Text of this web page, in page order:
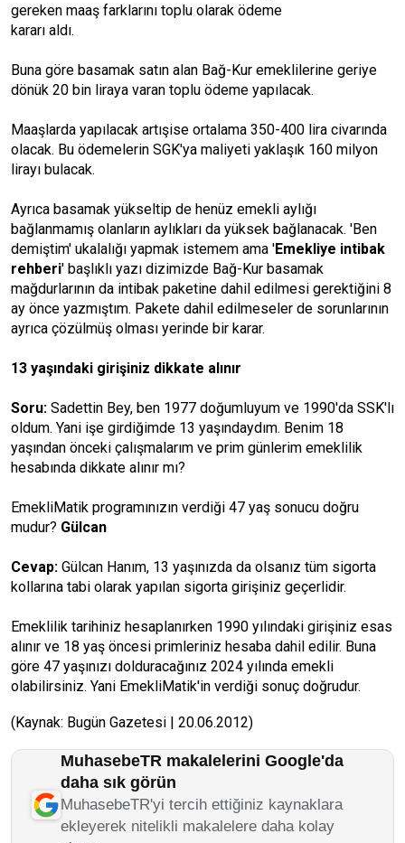
gereken maaş farklarını toplu olarak ödeme
kararı aldı.
Buna göre basamak satın alan Bağ-Kur emeklilerine geriye
dönük 20 bin liraya varan toplu ödeme yapılacak.
Maaşlarda yapılacak artışise ortalama 350-400 lira civarında
olacak. Bu ödemelerin SGK'ya maliyeti yaklaşık 160 milyon
lirayı bulacak.
Ayrıca basamak yükseltip de henüz emekli aylığı
bağlanmamış olanların aylıkları da yüksek bağlanacak. 'Ben
demiştim' ukalalığı yapmak istemem ama 'Emekliye intibak
rehberi' başlıklı yazı dizimizde Bağ-Kur basamak
mağdurlarının da intibak paketine dahil edilmesi gerektiğini 8
ay önce yazmıştım. Pakete dahil edilmeseler de sorunlarının
ayrıca çözülmüş olması yerinde bir karar.
13 yaşındaki girişiniz dikkate alınır
Soru: Sadettin Bey, ben 1977 doğumluyum ve 1990'da SSK'lı
oldum. Yani işe girdiğimde 13 yaşındaydım. Benim 18
yaşından önceki çalışmalarım ve prim günlerim emeklilik
hesabında dikkate alınır mı?
EmekliMatik programınızın verdiği 47 yaş sonucu doğru
mudur? Gülcan
Cevap: Gülcan Hanım, 13 yaşınızda da olsanız tüm sigorta
kollarına tabi olarak yapılan sigorta girişiniz geçerlidir.
Emeklilik tarihiniz hesaplanırken 1990 yılındaki girişiniz esas
alınır ve 18 yaş öncesi primleriniz hesaba dahil edilir. Buna
göre 47 yaşınızı dolduracağınız 2024 yılında emekli
olabilirsiniz. Yani EmekliMatik'in verdiği sonuç doğrudur.
(Kaynak: Bugün Gazetesi | 20.06.2012)
MuhasebeTR makalelerini Google'da
daha sık görün
MuhasebeTR'yi tercih ettiğiniz kaynaklara
ekleyerek nitelikli makalelere daha kolay